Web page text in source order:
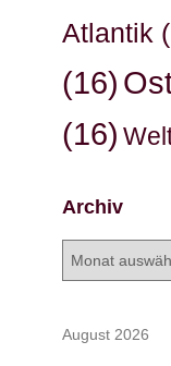
Atlantik
(16)
(16)
Archiv
August 2026